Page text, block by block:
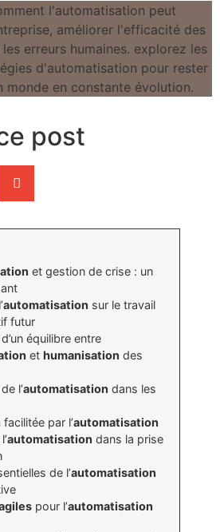
post
et gestion de crise : un
automatisation sur le travail
futur
équilibre entre
ethumanisation des
l’automatisation dans les
facilitée par l’automatisation
automatisation dans la prise
de l’automatisation
pour l’automatisation